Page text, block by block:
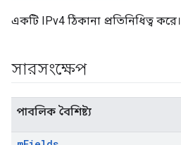
একটি IPv4 ঠিকানা প্রতিনিধিত্ব করে।
সারসংক্ষেপ
পাবলিক বৈশিষ্ট্য